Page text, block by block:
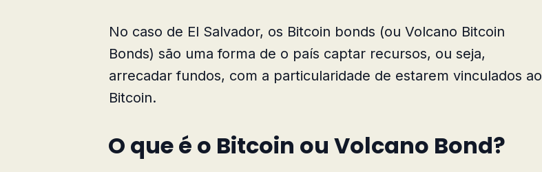
No caso de El Salvador, os Bitcoin bonds (ou Volcano Bitcoin
Bonds) são uma forma de o país captar recursos, ou seja,
arrecadar fundos, com a particularidade de estarem vinculados ao
Bitcoin.
O que é o Bitcoin ou Volcano Bond?